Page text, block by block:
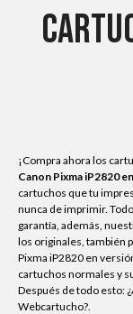
¡Compra ahora los
Canon Pixma iP2820
cartuchos que tu
nunca de imprimir.
garantía, además,
los originales, también
Pixma iP2820 en
cartuchos normales y
Después de todo esto:
Webcartucho?.